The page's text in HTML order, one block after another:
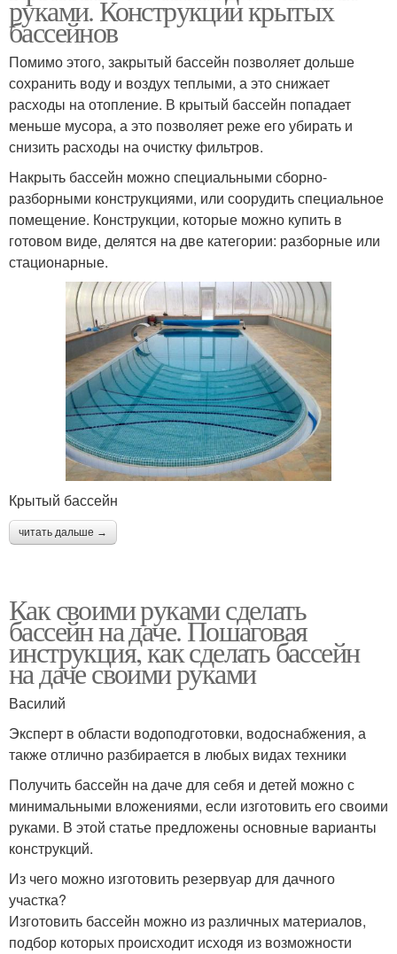
руками. Конструкции крытых
бассейнов
Помимо этого, закрытый бассейн позволяет дольше
сохранить воду и воздух теплыми, а это снижает
расходы на отопление. В крытый бассейн попадает
меньше мусора, а это позволяет реже его убирать и
снизить расходы на очистку фильтров.
Накрыть бассейн можно специальными сборно-
разборными конструкциями, или соорудить специальное
помещение. Конструкции, которые можно купить в
готовом виде, делятся на две категории: разборные или
стационарные.
Крытый бассейн
читать дальше →
Как своими руками сделать
бассейн на даче. Пошаговая
инструкция, как сделать бассейн
на даче своими руками
Василий
Эксперт в области водоподготовки, водоснабжения, а
также отлично разбирается в любых видах техники
Получить бассейн на даче для себя и детей можно с
минимальными вложениями, если изготовить его своими
руками. В этой статье предложены основные варианты
конструкций.
Из чего можно изготовить резервуар для дачного
участка?
Изготовить бассейн можно из различных материалов,
подбор которых происходит исходя из возможности